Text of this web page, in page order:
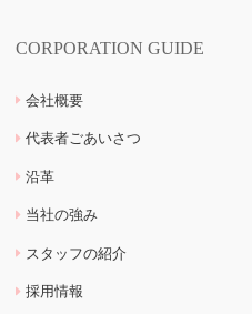
CORPORATION GUIDE
会社概要
代表者ごあいさつ
沿革
当社の強み
スタッフの紹介
採用情報